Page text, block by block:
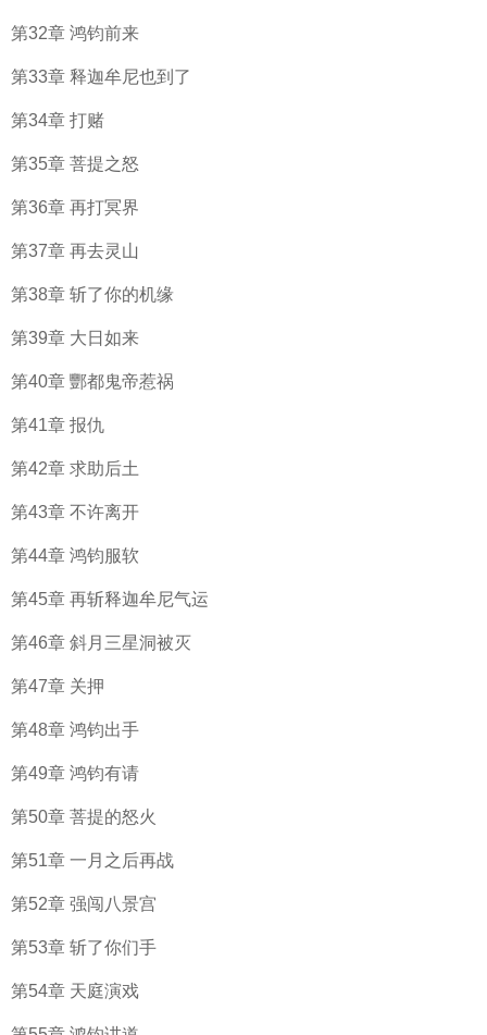
第32章 鸿钧前来
第33章 释迦牟尼也到了
第34章 打赌
第35章 菩提之怒
第36章 再打冥界
第37章 再去灵山
第38章 斩了你的机缘
第39章 大日如来
第40章 酆都鬼帝惹祸
第41章 报仇
第42章 求助后土
第43章 不许离开
第44章 鸿钧服软
第45章 再斩释迦牟尼气运
第46章 斜月三星洞被灭
第47章 关押
第48章 鸿钧出手
第49章 鸿钧有请
第50章 菩提的怒火
第51章 一月之后再战
第52章 强闯八景宫
第53章 斩了你们手
第54章 天庭演戏